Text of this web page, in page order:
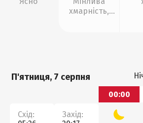
хмарність,
П'ятниця, 7 серпня
Схід:
Захід:
00:00